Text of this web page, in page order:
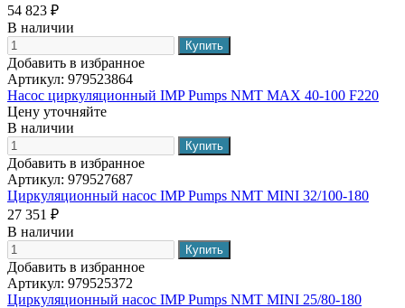
54 823 ₽
В наличии
Добавить в избранное
Артикул: 979523864
Насос циркуляционный IMP Pumps NMT MAX 40-100 F220
Цену уточняйте
В наличии
Добавить в избранное
Артикул: 979527687
Циркуляционный насос IMP Pumps NMT MINI 32/100-180
27 351 ₽
В наличии
Добавить в избранное
Артикул: 979525372
Циркуляционный насос IMP Pumps NMT MINI 25/80-180